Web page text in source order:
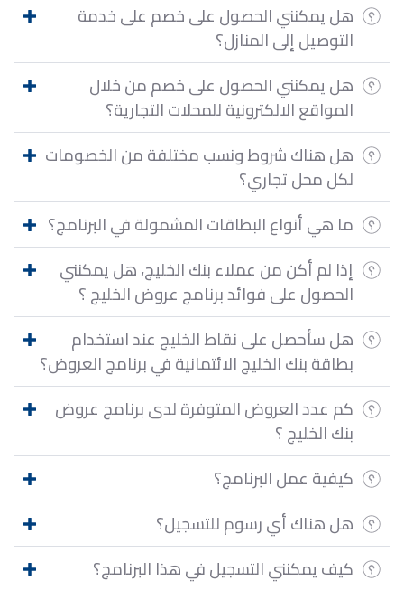
هل يمكنني الحصول على خصم على خدمة
التوصيل إلى المنازل؟
هل يمكنني الحصول على خصم من خلال
المواقع الالكترونية للمحلات التجارية؟
هل هناك شروط ونسب مختلفة من الخصومات
لكل محل تجاري؟
ما هي أنواع البطاقات المشمولة في البرنامج؟
إذا لم أكن من عملاء بنك الخليج، هل يمكنني
الحصول على فوائد برنامج عروض الخليج ؟
هل سأحصل على نقاط الخليج عند استخدام
بطاقة بنك الخليج الائتمانية في برنامج العروض؟
كم عدد العروض المتوفرة لدى برنامج عروض
بنك الخليج ؟
كيفية عمل البرنامج؟
هل هناك أي رسوم للتسجيل؟
كيف يمكنني التسجيل في هذا البرنامج؟